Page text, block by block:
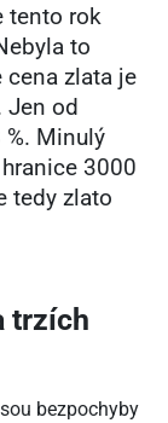
tento rok
to
cena zlata je
Jen od
Minulý
3000
tedy zlato
trzích
bezpochyby